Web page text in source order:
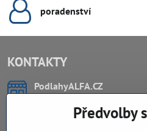
poradenství
KONTAKTY
PodlahyALFA​.CZ
Záříčí, ev.č. 54
768 11 ChropyněPředvolby